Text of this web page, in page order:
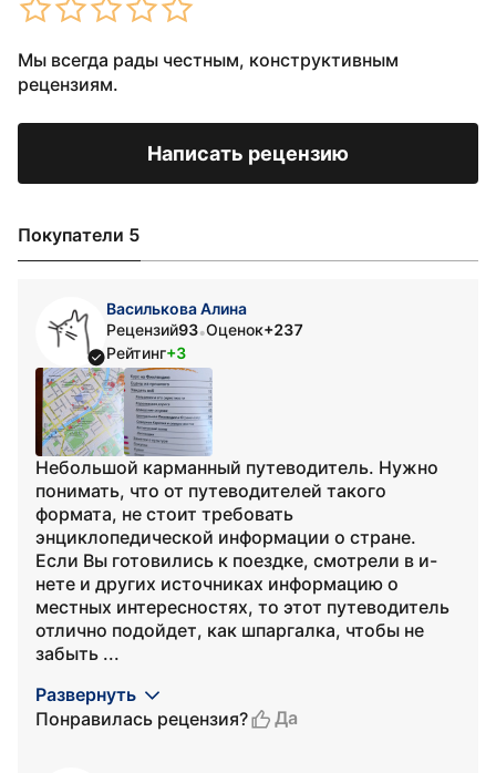
Мы всегда рады честным, конструктивным
рецензиям.
Написать рецензию
Покупатели 5
Василькова Алина
Рецензий93•Оценок+237
Рейтинг+3
Небольшой карманный путеводитель. Нужно
понимать, что от путеводителей такого
формата, не стоит требовать
энциклопедической информации о стране.
Если Вы готовились к поездке, смотрели в и-
нете и других источниках информацию о
местных интересностях, то этот путеводитель
отлично подойдет, как шпаргалка, чтобы не
забыть ...
Развернуть
Понравилась рецензия?
Да